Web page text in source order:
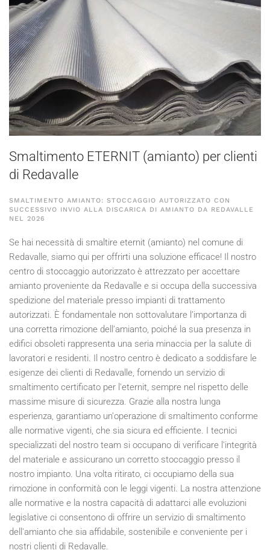
Smaltimento ETERNIT (amianto) per clienti
di Redavalle
SMALTIMENTO AMIANTO: STOCCAGGIO AUTORIZZATO CON
SUCCESSIVO INVIO ALLA DISCARICA DI AMIANTO DA REDAVALLE
NEL 2026
Se hai necessità di smaltire eternit (amianto) nel comune di
Redavalle, siamo qui per offrirti una soluzione efficace! Il nostro
centro di stoccaggio autorizzato è attrezzato per accettare
amianto proveniente da Redavalle e si occupa della successiva
spedizione del materiale presso impianti di trattamento
autorizzati. È fondamentale non sottovalutare l’importanza di
una corretta rimozione dell’amianto, poiché la sua presenza in
edifici obsoleti rappresenta una seria minaccia per la salute di
lavoratori e residenti. Il nostro centro è dedicato a soddisfare le
esigenze dei clienti di Redavalle, fornendo un servizio di
smaltimento certificato per l'eternit, sempre nel rispetto delle
massime misure di sicurezza. Grazie alla nostra lunga
esperienza, garantiamo un'operazione di smaltimento conforme
alle normative vigenti, che sia sicura ed efficiente. I tecnici
specializzati del nostro team si occupano di verificare l'integrità
del materiale e assicurano un corretto stoccaggio presso il
nostro impianto. Una volta ritirato, ci occupiamo della sua
rimozione in conformità con le leggi vigenti. La nostra attenzione
alle normative e la nostra capacità di adattarci alle evoluzioni
legislative ci consentono di offrire un servizio di smaltimento
dell'amianto che sia affidabile, sostenibile e conveniente per i
nostri clienti di Redavalle.